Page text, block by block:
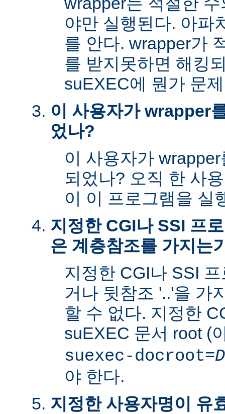
야만 실행된다. 아파
를 안다. wrapper가
를 받지못하면 해킹
suEXEC에 뭔가 문
이 사용자가 wrapper
었나?
이 사용자가
되었나? 오직 한 사
이 이 프로그램을 실
지정한 CGI나 SSI 프
은 계층참조를 가지는
지정한 CGI나 SSI
거나 뒷참조 '..'을 가
할 수 없다. 지정한
suEXEC 문서 root (
suexec-docroot=
야 한다.
지정한 사용자명이 유